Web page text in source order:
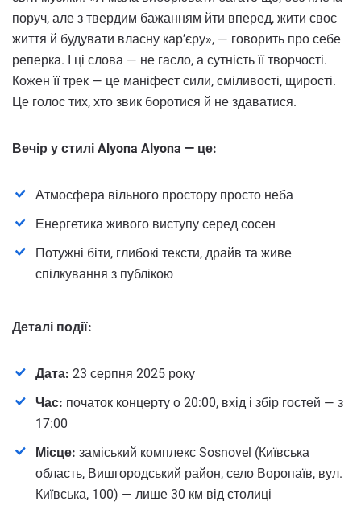
поруч, але з твердим бажанням йти вперед, жити своє
життя й будувати власну кар’єру», — говорить про себе
реперка. І ці слова — не гасло, а сутність її творчості.
Кожен її трек — це маніфест сили, сміливості, щирості.
Це голос тих, хто звик боротися й не здаватися.
Вечір у стилі Alyona Alyona — це:
Атмосфера вільного простору просто неба
Енергетика живого виступу серед сосен
Потужні біти, глибокі тексти, драйв та живе
спілкування з публікою
Деталі події:
Дата: 23 серпня 2025 року
Час: початок концерту о 20:00, вхід і збір гостей — з
17:00
Місце: заміський комплекс Sosnovel (Київська
область, Вишгородський район, село Воропаїв, вул.
Київська, 100) — лише 30 км від столиці